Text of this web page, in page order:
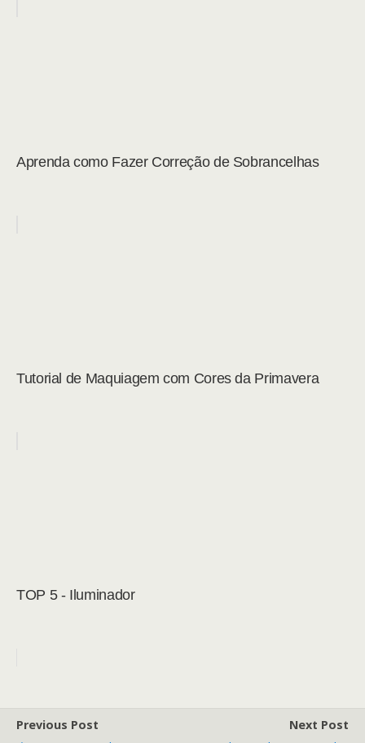
Aprenda como Fazer Correção de Sobrancelhas
Tutorial de Maquiagem com Cores da Primavera
TOP 5 - Iluminador
Previous Post
Next Post